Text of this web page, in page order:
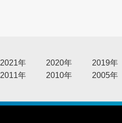
2021年 2020年
2019年
2011年 2010年 2005年